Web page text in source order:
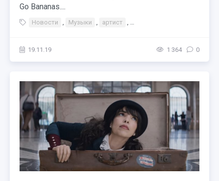
Go Bananas....
Новости , Музыки , артист , Little Big — Go Bananas
19.11.19 1 364 0